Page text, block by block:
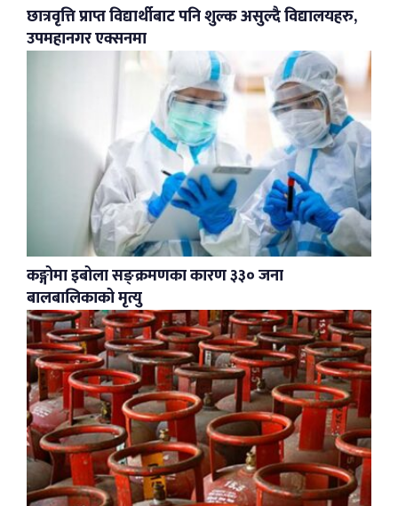
छात्रवृत्ति प्राप्त विद्यार्थीबाट पनि शुल्क असुल्दै विद्यालयहरु,
उपमहानगर एक्सनमा
कङ्गोमा इबोला सङ्क्रमणका कारण ३३० जना
बालबालिकाको मृत्यु